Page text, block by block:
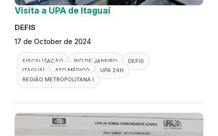
Visita a UPA de Itaguaí
DEFIS
17 de October de 2024
FISCALIZAÇÃO RIO DE JANEIRO
DEFIS
ITAGUAÍ
ATO MÉDICO
UPA 24H
REGIÃO METROPOLITANA I